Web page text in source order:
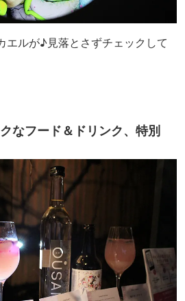
エルが♪見落とさずチェックして
なフード＆ドリンク、特別